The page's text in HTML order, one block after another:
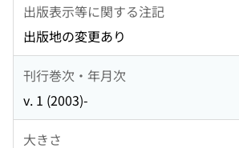
出版表示等に関する注記
出版地の変更あり
刊行巻次・年月次
v. 1 (2003)-
大きさ